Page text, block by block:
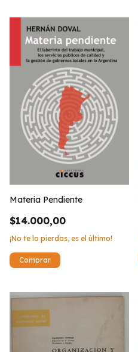
Materia Pendiente
$14.000,00
¡No te lo pierdas, es el último!